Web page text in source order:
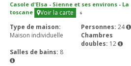
Casole d'Elsa - Sienne et ses environs - La
toscane
Voir la carte 6
Type de maison:
Maison individuelle
Personnes: 24
Chambres
doubles: 12
Salles de bains: 8